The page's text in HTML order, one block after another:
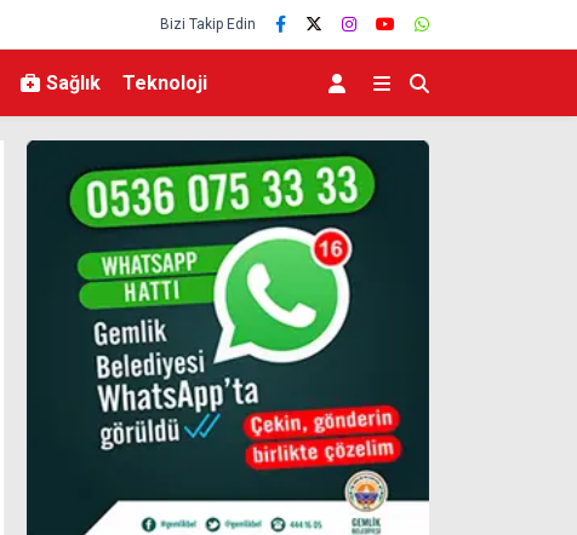
Bizi Takip Edin
Sağlık Teknoloji